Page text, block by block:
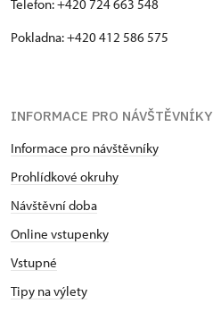
Telefon: +420 724 663 548
Pokladna: +420 412 586 575
INFORMACE PRO NÁVŠTĚVNÍKY
Informace pro návštěvníky
Prohlídkové okruhy
Návštěvní doba
Online vstupenky
Vstupné
Tipy na výlety